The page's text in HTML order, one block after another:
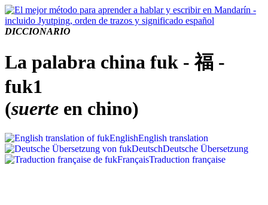
DICCIONARIO
La palabra china fuk - 福 -
fuk1
(suerte en chino)
EnglishEnglish translation
DeutschDeutsche Übersetzung
FrançaisTraduction française